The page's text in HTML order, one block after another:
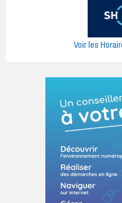
Voir les